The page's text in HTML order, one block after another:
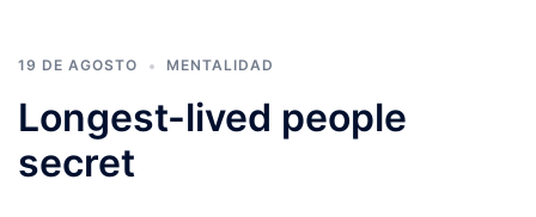
19 DE AGOSTO MENTALIDAD
Longest-lived people
secret